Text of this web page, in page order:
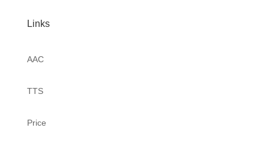
Links
AAC
TTS
Price